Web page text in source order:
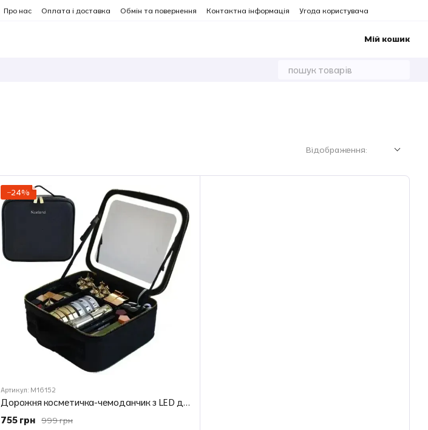
Про нас Оплата і доставка Обмін та повернення Контактна інформація Угода користувача
Мій кошик
Відображення:
−24%
Артикул: M16152
Дорожня косметичка-чемоданчик з LED дзеркалом для макіяжу з підсвічуванням та регульованими відділеннями
999 грн
755 грн